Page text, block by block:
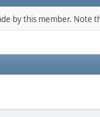
by this member. Note